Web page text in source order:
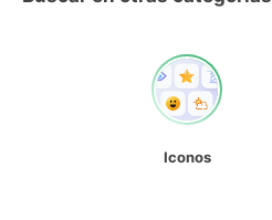
Iconos